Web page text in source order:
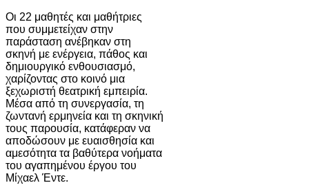
Οι 22 μαθητές και μαθήτριες
που συμμετείχαν στην
παράσταση ανέβηκαν στη
σκηνή με ενέργεια, πάθος και
δημιουργικό ενθουσιασμό,
χαρίζοντας στο κοινό μια
ξεχωριστή θεατρική εμπειρία.
Μέσα από τη συνεργασία, τη
ζωντανή ερμηνεία και τη σκηνική
τους παρουσία, κατάφεραν να
αποδώσουν με ευαισθησία και
αμεσότητα τα βαθύτερα νοήματα
του αγαπημένου έργου του
Μίχαελ Έντε.